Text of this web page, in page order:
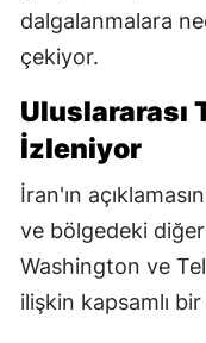
dalgalanmalara
çekiyor.
Uluslararası
İzleniyor
İran'ın
ve bölgedeki
Washington ve
ilişkin kapsamlı bir